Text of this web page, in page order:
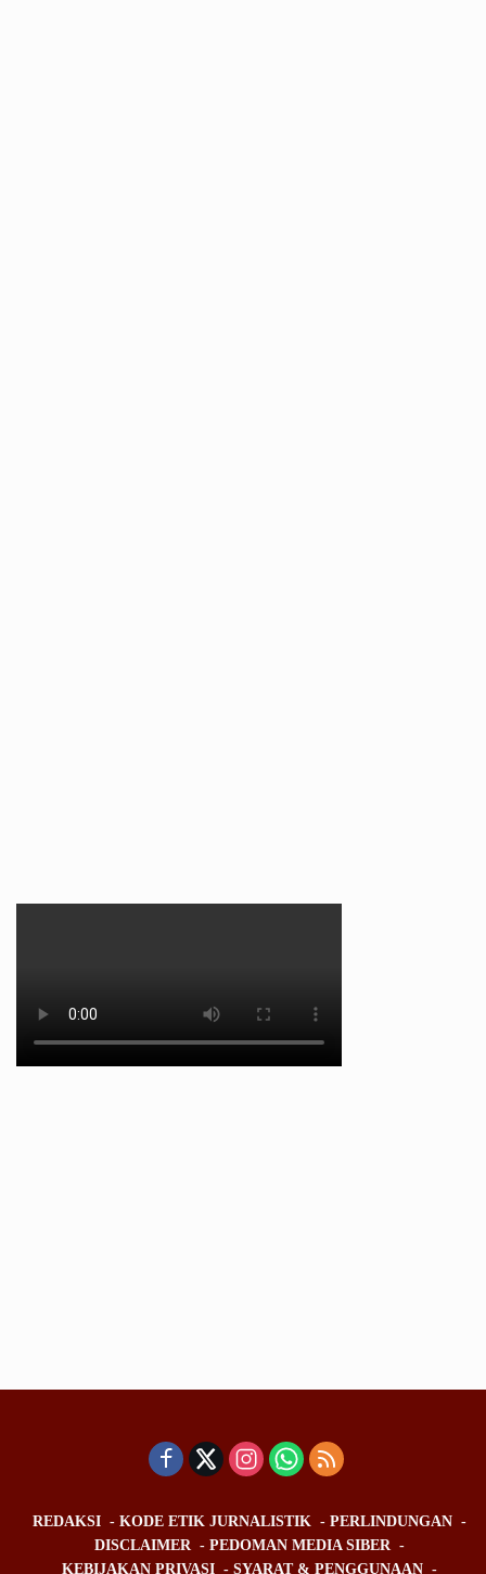
REDAKSI KODE ETIK JURNALISTIK
PERLINDUNGAN
DISCLAIMER
PEDOMAN MEDIA SIBER
KEBIJAKAN PRIVASI
SYARAT & PENGGUNAAN